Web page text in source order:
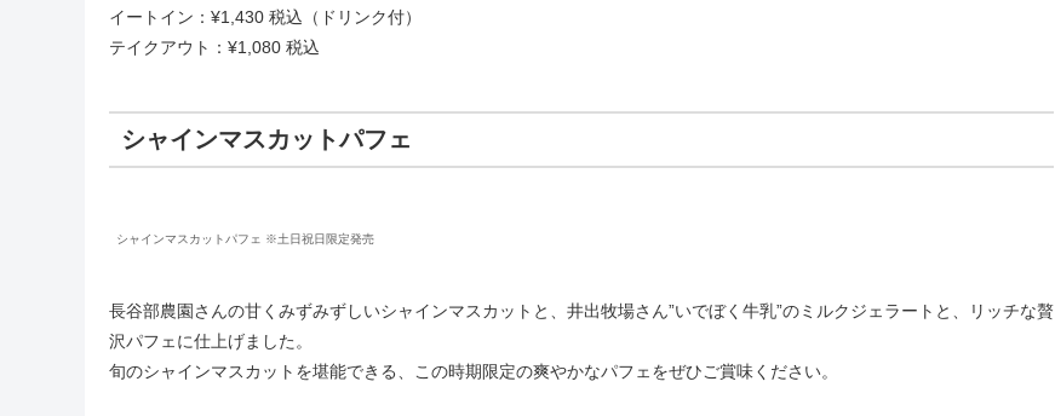
イートイン：¥1,430 税込（ドリンク付）
テイクアウト：¥1,080 税込
シャインマスカットパフェ
シャインマスカットパフェ ※土日祝日限定発売
長谷部農園さんの甘くみずみずしいシャインマスカットと、井出牧場さん”いでぼく牛乳”のミルクジェラートと、リッチな贅
沢パフェに仕上げました。
旬のシャインマスカットを堪能できる、この時期限定の爽やかなパフェをぜひご賞味ください。